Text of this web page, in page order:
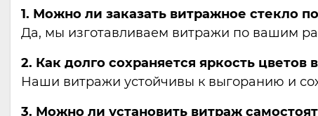
1. Можно ли заказать витражное стекло
Да, мы изготавливаем витражи по вашим
2. Как долго сохраняется яркость цветов
Наши витражи устойчивы к выгоранию и
3. Можно ли установить витраж